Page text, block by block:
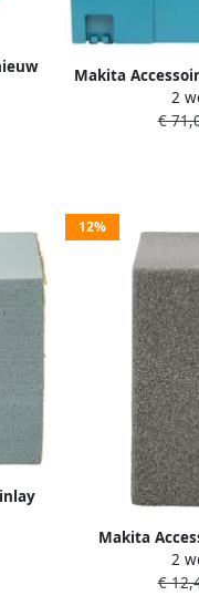
Makita
model |
2
€
12%
Makita
2
€